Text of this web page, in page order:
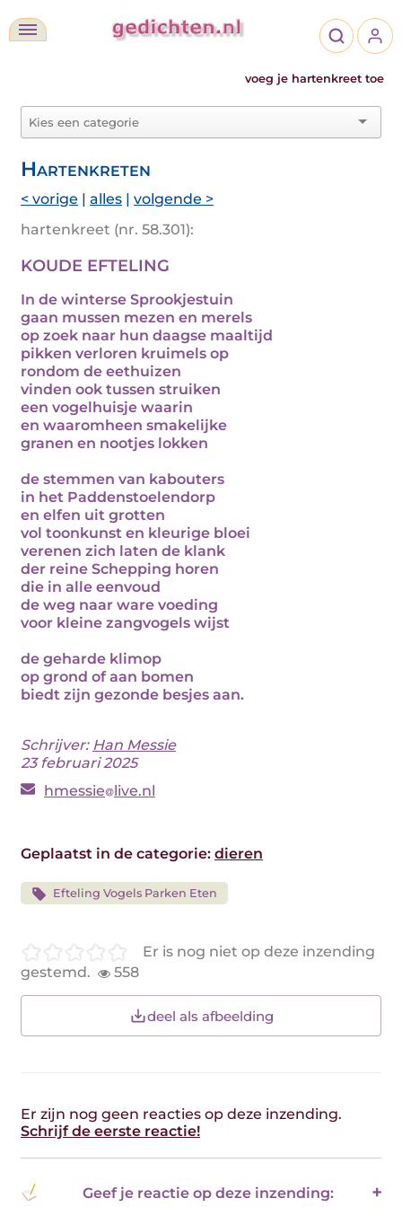
voeg je hartenkreet toe
Hartenkreten
< vorige | alles | volgende >
hartenkreet (nr. 58.301):
KOUDE EFTELING
In de winterse Sprookjestuin
gaan mussen mezen en merels
op zoek naar hun daagse maaltijd
pikken verloren kruimels op
rondom de eethuizen
vinden ook tussen struiken
een vogelhuisje waarin
en waaromheen smakelijke
granen en nootjes lokken
de stemmen van kabouters
in het Paddenstoelendorp
en elfen uit grotten
vol toonkunst en kleurige bloei
verenen zich laten de klank
der reine Schepping horen
die in alle eenvoud
de weg naar ware voeding
voor kleine zangvogels wijst
de geharde klimop
op grond of aan bomen
biedt zijn gezonde besjes aan.
Schrijver: Han Messie
23 februari 2025
hmessie live.nl
Geplaatst in de categorie: dieren
Efteling Vogels Parken Eten
Er is nog niet op deze inzending
gestemd.
558
deel als afbeelding
Er zijn nog geen reacties op deze inzending.
Schrijf de eerste reactie!
Geef je reactie op deze inzending: